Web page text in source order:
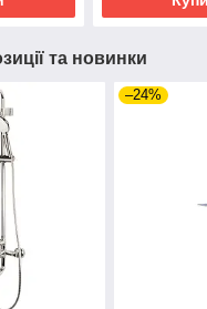
та новинки
–24%